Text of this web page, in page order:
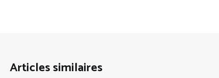
Articles similaires